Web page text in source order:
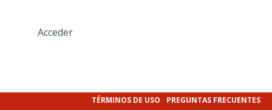
Acceder
TÉRMINOS DE USO PREGUNTAS FRECUENTES